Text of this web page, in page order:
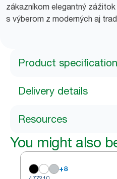
zákazníkom elegantný
s výberom z moderných aj
Product
Delivery details
Resources
You might also
+8